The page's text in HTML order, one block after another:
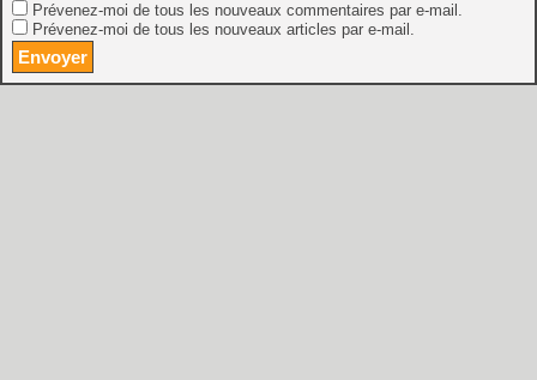
Prévenez-moi de tous les nouveaux commentaires par e-mail.
Prévenez-moi de tous les nouveaux articles par e-mail.